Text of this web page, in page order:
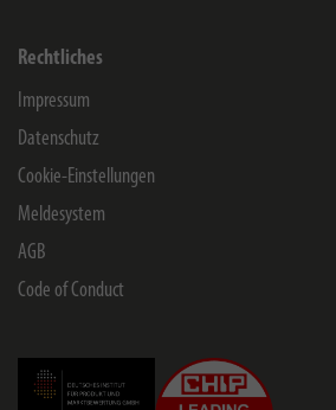
Rechtliches
Impressum
Datenschutz
Cookie-Einstellungen
Meldesystem
AGB
Code of Conduct